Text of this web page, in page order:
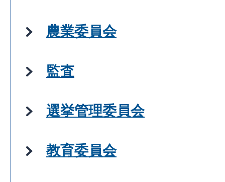
農業委員会
監査
選挙管理委員会
教育委員会